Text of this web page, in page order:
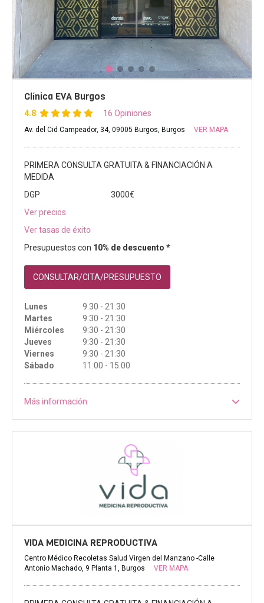
Clínica EVA Burgos
4.8 16 Opiniones
Av. del Cid Campeador, 34, 09005 Burgos, Burgos VER MAPA
PRIMERA CONSULTA GRATUITA & FINANCIACIÓN A
MEDIDA
DGP
3000€
Ver precios
Ver tasas de éxito
Presupuestos con 10% de descuento *
CONSULTAR/CITA/PRESUPUESTO
Lunes
9:30 - 21:30
Martes
9:30 - 21:30
Miércoles
9:30 - 21:30
Jueves
9:30 - 21:30
Viernes
9:30 - 21:30
Sábado
11:00 - 15:00
Más información
VIDA MEDICINA REPRODUCTIVA
Centro Médico Recoletas Salud Virgen del Manzano -Calle
Antonio Machado, 9 Planta 1, Burgos
VER MAPA